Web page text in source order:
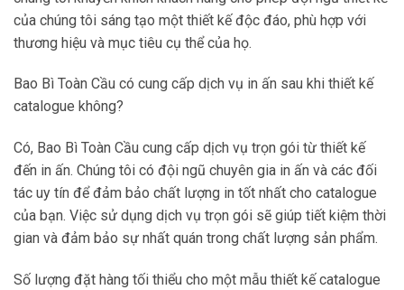
của chúng tôi sáng tạo một thiết kế độc đáo, phù hợp với
thương hiệu và mục tiêu cụ thể của họ.
Bao Bì Toàn Cầu có cung cấp dịch vụ in ấn sau khi thiết kế
catalogue không?
Có, Bao Bì Toàn Cầu cung cấp dịch vụ trọn gói từ thiết kế
đến in ấn. Chúng tôi có đội ngũ chuyên gia in ấn và các đối
tác uy tín để đảm bảo chất lượng in tốt nhất cho catalogue
của bạn. Việc sử dụng dịch vụ trọn gói sẽ giúp tiết kiệm thời
gian và đảm bảo sự nhất quán trong chất lượng sản phẩm.
Số lượng đặt hàng tối thiểu cho một mẫu thiết kế catalogue